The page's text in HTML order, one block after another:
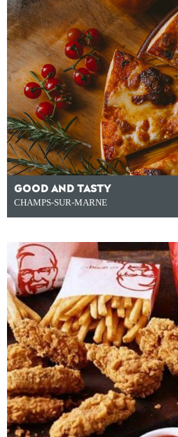
GOOD AND TASTY
CHAMPS-SUR-MARNE